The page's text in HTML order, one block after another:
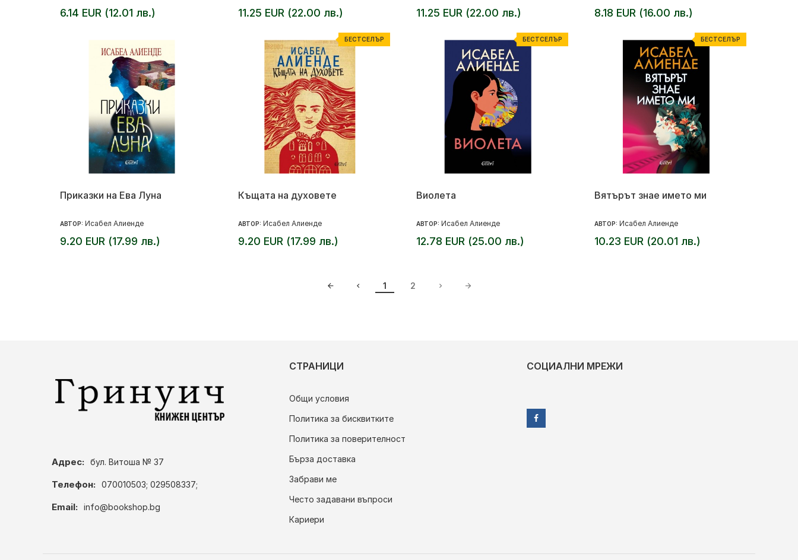
6.14 EUR (12.01 лв.) 11.25 EUR (22.00 лв.) 11.25 EUR (22.00 лв.) 8.18 EUR (16.00 лв.)
Приказки на Ева Луна
АВТОР: Исабел Алиенде
9.20 EUR (17.99 лв.)
БЕСТСЕЛЪР
Къщата на духовете
АВТОР: Исабел Алиенде
9.20 EUR (17.99 лв.)
БЕСТСЕЛЪР
Виолета
АВТОР: Исабел Алиенде
12.78 EUR (25.00 лв.)
БЕСТСЕЛЪР
Вятърът знае името ми
АВТОР: Исабел Алиенде
10.23 EUR (20.01 лв.)
1 2
Адрес: бул. Витоша № 37
Телефон: 070010503; 029508337;
Email: info@bookshop.bg
СТРАНИЦИ
Общи условия
Политика за бисквитките
Политика за поверителност
Бърза доставка
Забрави ме
Често задавани въпроси
Кариери
СОЦИАЛНИ МРЕЖИ